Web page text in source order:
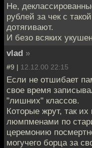
Не,
рублей за чек с
дотягивают.
И безо всяких
vlad »
#9 | 12.12.00 22:15
Если не отшибает
свое время
"лишних" классов.
Которые жрут, так
люмпменами по
церемонию
могучего борца за